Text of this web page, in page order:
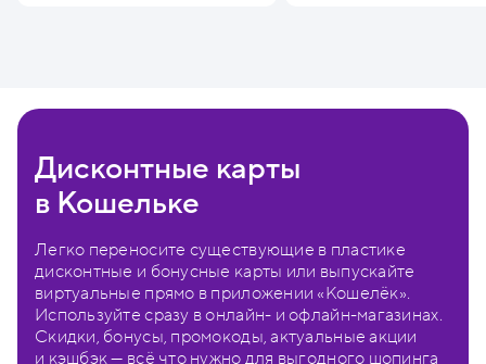
Дисконтные карты
в Кошельке
Легко переносите существующие в пластике
дисконтные и бонусные карты или выпускайте
виртуальные прямо в приложении «Кошелёк».
Используйте сразу в онлайн- и офлайн-магазинах.
Скидки, бонусы, промокоды, актуальные акции
и кэшбэк — всё что нужно для выгодного шопинга